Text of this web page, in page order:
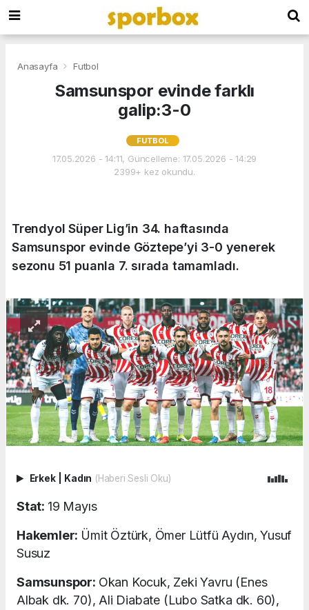
Anasayfa Futbol
Samsunspor evinde farklı
galip:3-0
FUTBOL
17.05.2026 - 14:11, Güncelleme: 17.05.2026 - 14:29
2399+ kez okundu.
Trendyol Süper Lig’in 34. haftasında
Samsunspor evinde Göztepe’yi 3-0 yenerek
sezonu 51 puanla 7. sırada tamamladı.
Erkek Kadın (Haberi Sesli Oku)
Stat: 19 Mayıs
Hakemler: Ümit Öztürk, Ömer Lütfü Aydın, Yusuf
Susuz
Samsunspor: Okan Kocuk, Zeki Yavru (Enes
Albak dk. 70), Ali Diabate (Lubo Satka dk. 60),